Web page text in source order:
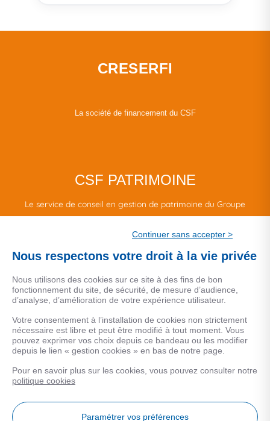
CRESERFI
La société de financement du CSF
CSF PATRIMOINE
Le service de conseil en gestion de patrimoine du Groupe
MENTIONS LEGALES
Données personnelles
COOKIES
Continuer sans accepter >
Nous respectons votre droit à la vie privée
Nous utilisons des cookies sur ce site à des fins de bon
fonctionnement du site, de sécurité, de mesure d’audience,
d’analyse, d’amélioration de votre expérience utilisateur.
Votre consentement à l’installation de cookies non strictement
nécessaire est libre et peut être modifié à tout moment. Vous
pouvez exprimer vos choix depuis ce bandeau ou les modifier
depuis le lien « gestion cookies » en bas de notre page.
Pour en savoir plus sur les cookies, vous pouvez consulter notre
politique cookies
Paramétrer vos préférences